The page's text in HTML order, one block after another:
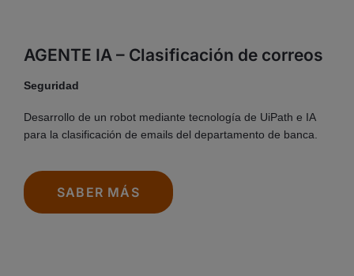
AGENTE IA – Clasificación de correos
Seguridad
Desarrollo de un robot mediante tecnología de UiPath e IA
para la clasificación de emails del departamento de banca.
SABER MÁS